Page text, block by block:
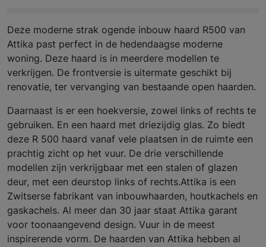
Deze moderne strak ogende inbouw haard R500 van
Attika past perfect in de hedendaagse moderne
woning. Deze haard is in meerdere modellen te
verkrijgen. De frontversie is uitermate geschikt bij
renovatie, ter vervanging van bestaande open haarden.
Daarnaast is er een hoekversie, zowel links of rechts te
gebruiken. En een haard met driezijdig glas. Zo biedt
deze R 500 haard vanaf vele plaatsen in de ruimte een
prachtig zicht op het vuur. De drie verschillende
modellen zijn verkrijgbaar met een stalen of glazen
deur, met een deurstop links of rechts.Attika is een
Zwitserse fabrikant van inbouwhaarden, houtkachels en
gaskachels. Al meer dan 30 jaar staat Attika garant
voor toonaangevend design. Vuur in de meest
inspirerende vorm. De haarden van Attika hebben al